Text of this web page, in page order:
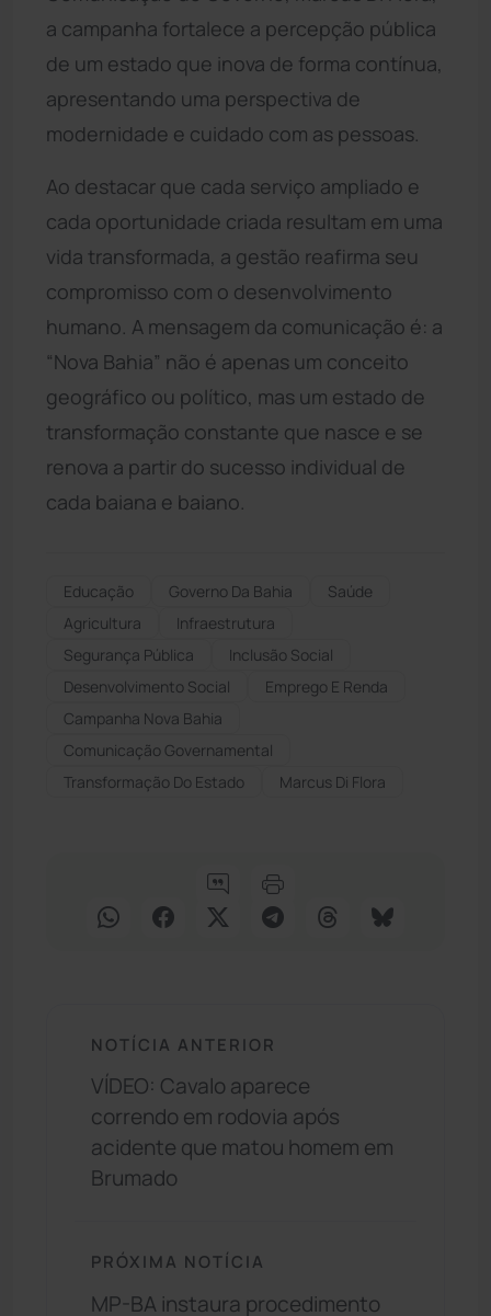
a campanha fortalece a percepção pública
de um estado que inova de forma contínua,
apresentando uma perspectiva de
modernidade e cuidado com as pessoas.
Ao destacar que cada serviço ampliado e
cada oportunidade criada resultam em uma
vida transformada, a gestão reafirma seu
compromisso com o desenvolvimento
humano. A mensagem da comunicação é: a
“Nova Bahia” não é apenas um conceito
geográfico ou político, mas um estado de
transformação constante que nasce e se
renova a partir do sucesso individual de
cada baiana e baiano.
Educação Governo Da Bahia
Saúde
Agricultura
Infraestrutura
Segurança Pública
Inclusão Social
Desenvolvimento Social
Emprego E Renda
Campanha Nova Bahia
Comunicação Governamental
Transformação Do Estado
Marcus Di Flora
NOTÍCIA ANTERIOR
VÍDEO: Cavalo aparece
correndo em rodovia após
acidente que matou homem em
Brumado
PRÓXIMA NOTÍCIA
MP-BA instaura procedimento